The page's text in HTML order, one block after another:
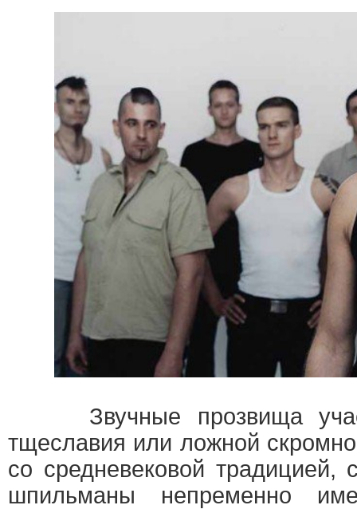
Звучные прозвища
тщеславия или ложной
со средневековой традицией,
шпильманы непременно